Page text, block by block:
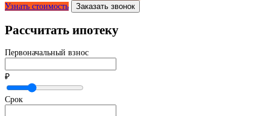
Узнать стоимость
Заказать звонок
Рассчитать ипотеку
Первоначальный взнос
₽
Срок